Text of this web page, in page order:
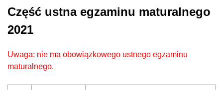
Część ustna egzaminu maturalnego
2021
Uwaga: nie ma obowiązkowego ustnego egzaminu
maturalnego.